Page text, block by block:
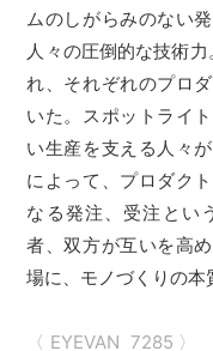
ムのしがらみのない
人々の圧倒的な技術
れ、それぞれのプロ
いた。スポットライ
い生産を支える人々
によって、プロダク
なる発注、受注とい
者、双方が互いを高
場に、モノづくりの本
〈EYEVAN 7285